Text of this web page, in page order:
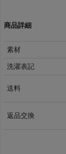
商品詳細
素材
洗濯表記
送料
返品交換